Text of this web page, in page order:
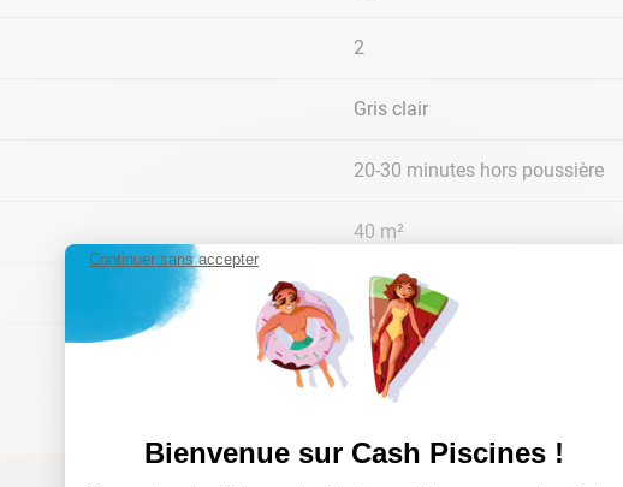
Lire la suite
2
Gris clair
20-30 minutes hors poussière
40 m²
Brosse, rouleau
8 m²/L
Continuer sans accepter
Bienvenue sur Cash Piscines !